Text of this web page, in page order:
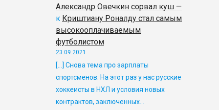
Александр Овечкин сорвал куш —
к Криштиану Роналду стал самым
высокооплачиваемым
футболистом
23.09.2021
[…] Снова тема про зарплаты
спортсменов. На этот раз у нас русские
хоккеисты в НХЛ и условия новых
контрактов, заключенных…